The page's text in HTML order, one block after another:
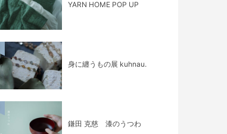
YARN HOME POP UP
身に纏うもの展 kuhnau.
鎌田 克慈 漆のうつわ